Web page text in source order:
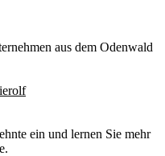
aus dem Odenwald
ein und lernen Sie mehr